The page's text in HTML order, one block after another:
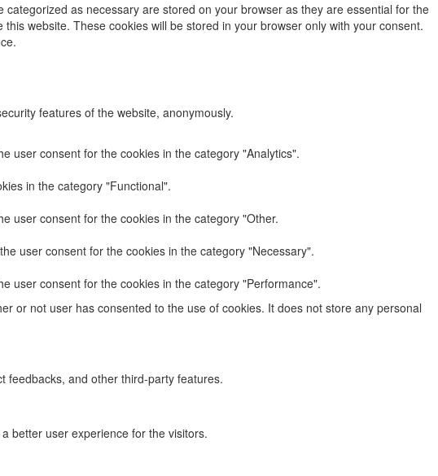
as necessary are stored on your browser as they are essential for the
website. These cookies will be stored in your browser only with your consent.
features of the website, anonymously.
user consent for the cookies in the category "Analytics".
in the category "Functional".
user consent for the cookies in the category "Other.
user consent for the cookies in the category "Necessary".
user consent for the cookies in the category "Performance".
or not user has consented to the use of cookies. It does not store any personal
feedbacks, and other third-party features.
better user experience for the visitors.